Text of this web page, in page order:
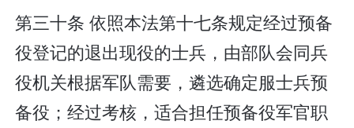
第三十条 依照本法第十七条规定经过预备
役登记的退出现役的士兵，由部队会同兵
役机关根据军队需要，遴选确定服士兵预
备役；经过考核，适合担任预备役军官职